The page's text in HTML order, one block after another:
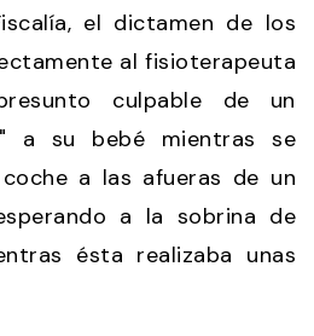
el dictamen de los
al fisioterapeuta
culpable de un
a su bebé mientras se
a las afueras de un
a la sobrina de
ésta realizaba unas